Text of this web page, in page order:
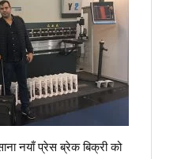
नयाँ प्रेस ब्रेक बिक्री को